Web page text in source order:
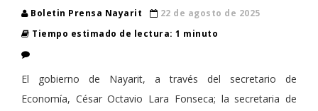
Boletin Prensa Nayarit
22 de agosto de 2025
Tiempo estimado de lectura: 1 minuto
El gobierno de Nayarit, a través del secretario de
Economía, César Octavio Lara Fonseca; la secretaria de